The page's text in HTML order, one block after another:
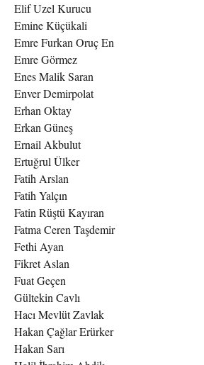
Elif Uzel Kurucu
Emine Küçükali
Emre Furkan Oruç En
Emre Görmez
Enes Malik Saran
Enver Demirpolat
Erhan Oktay
Erkan Güneş
Ernail Akbulut
Ertuğrul Ülker
Fatih Arslan
Fatih Yalçın
Fatin Rüştü Kayıran
Fatma Ceren Taşdemir
Fethi Ayan
Fikret Aslan
Fuat Geçen
Gültekin Cavlı
Hacı Mevlüt Zavlak
Hakan Çağlar Erürker
Hakan Sarı